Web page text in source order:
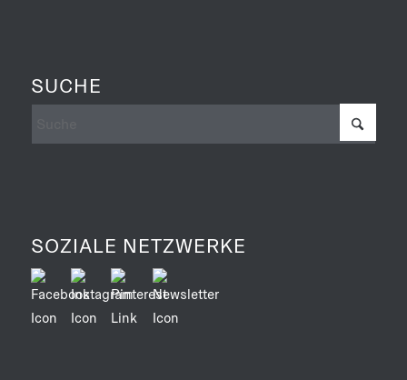
SUCHE
SOZIALE NETZWERKE